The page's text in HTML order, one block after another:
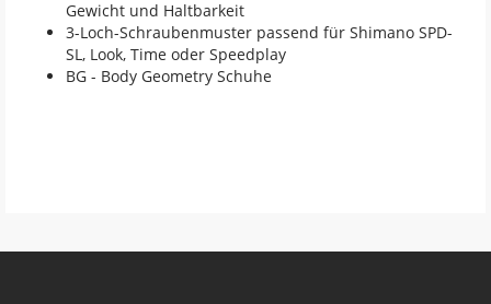
Gewicht und Haltbarkeit
3-Loch-Schraubenmuster passend für Shimano SPD-
SL, Look, Time oder Speedplay
BG - Body Geometry Schuhe